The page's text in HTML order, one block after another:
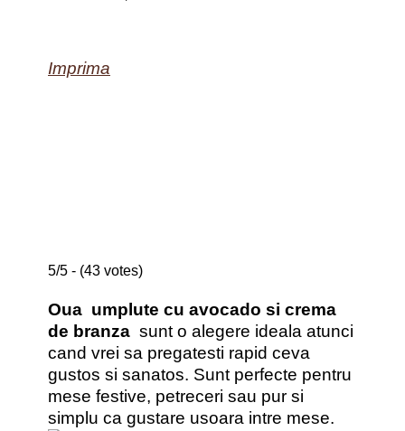
Imprima
5/5 - (43 votes)
Oua umplute cu avocado si crema
de branza sunt o alegere ideala atunci
cand vrei sa pregatesti rapid ceva
gustos si sanatos. Sunt perfecte pentru
mese festive, petreceri sau pur si
simplu ca gustare usoara intre mese.